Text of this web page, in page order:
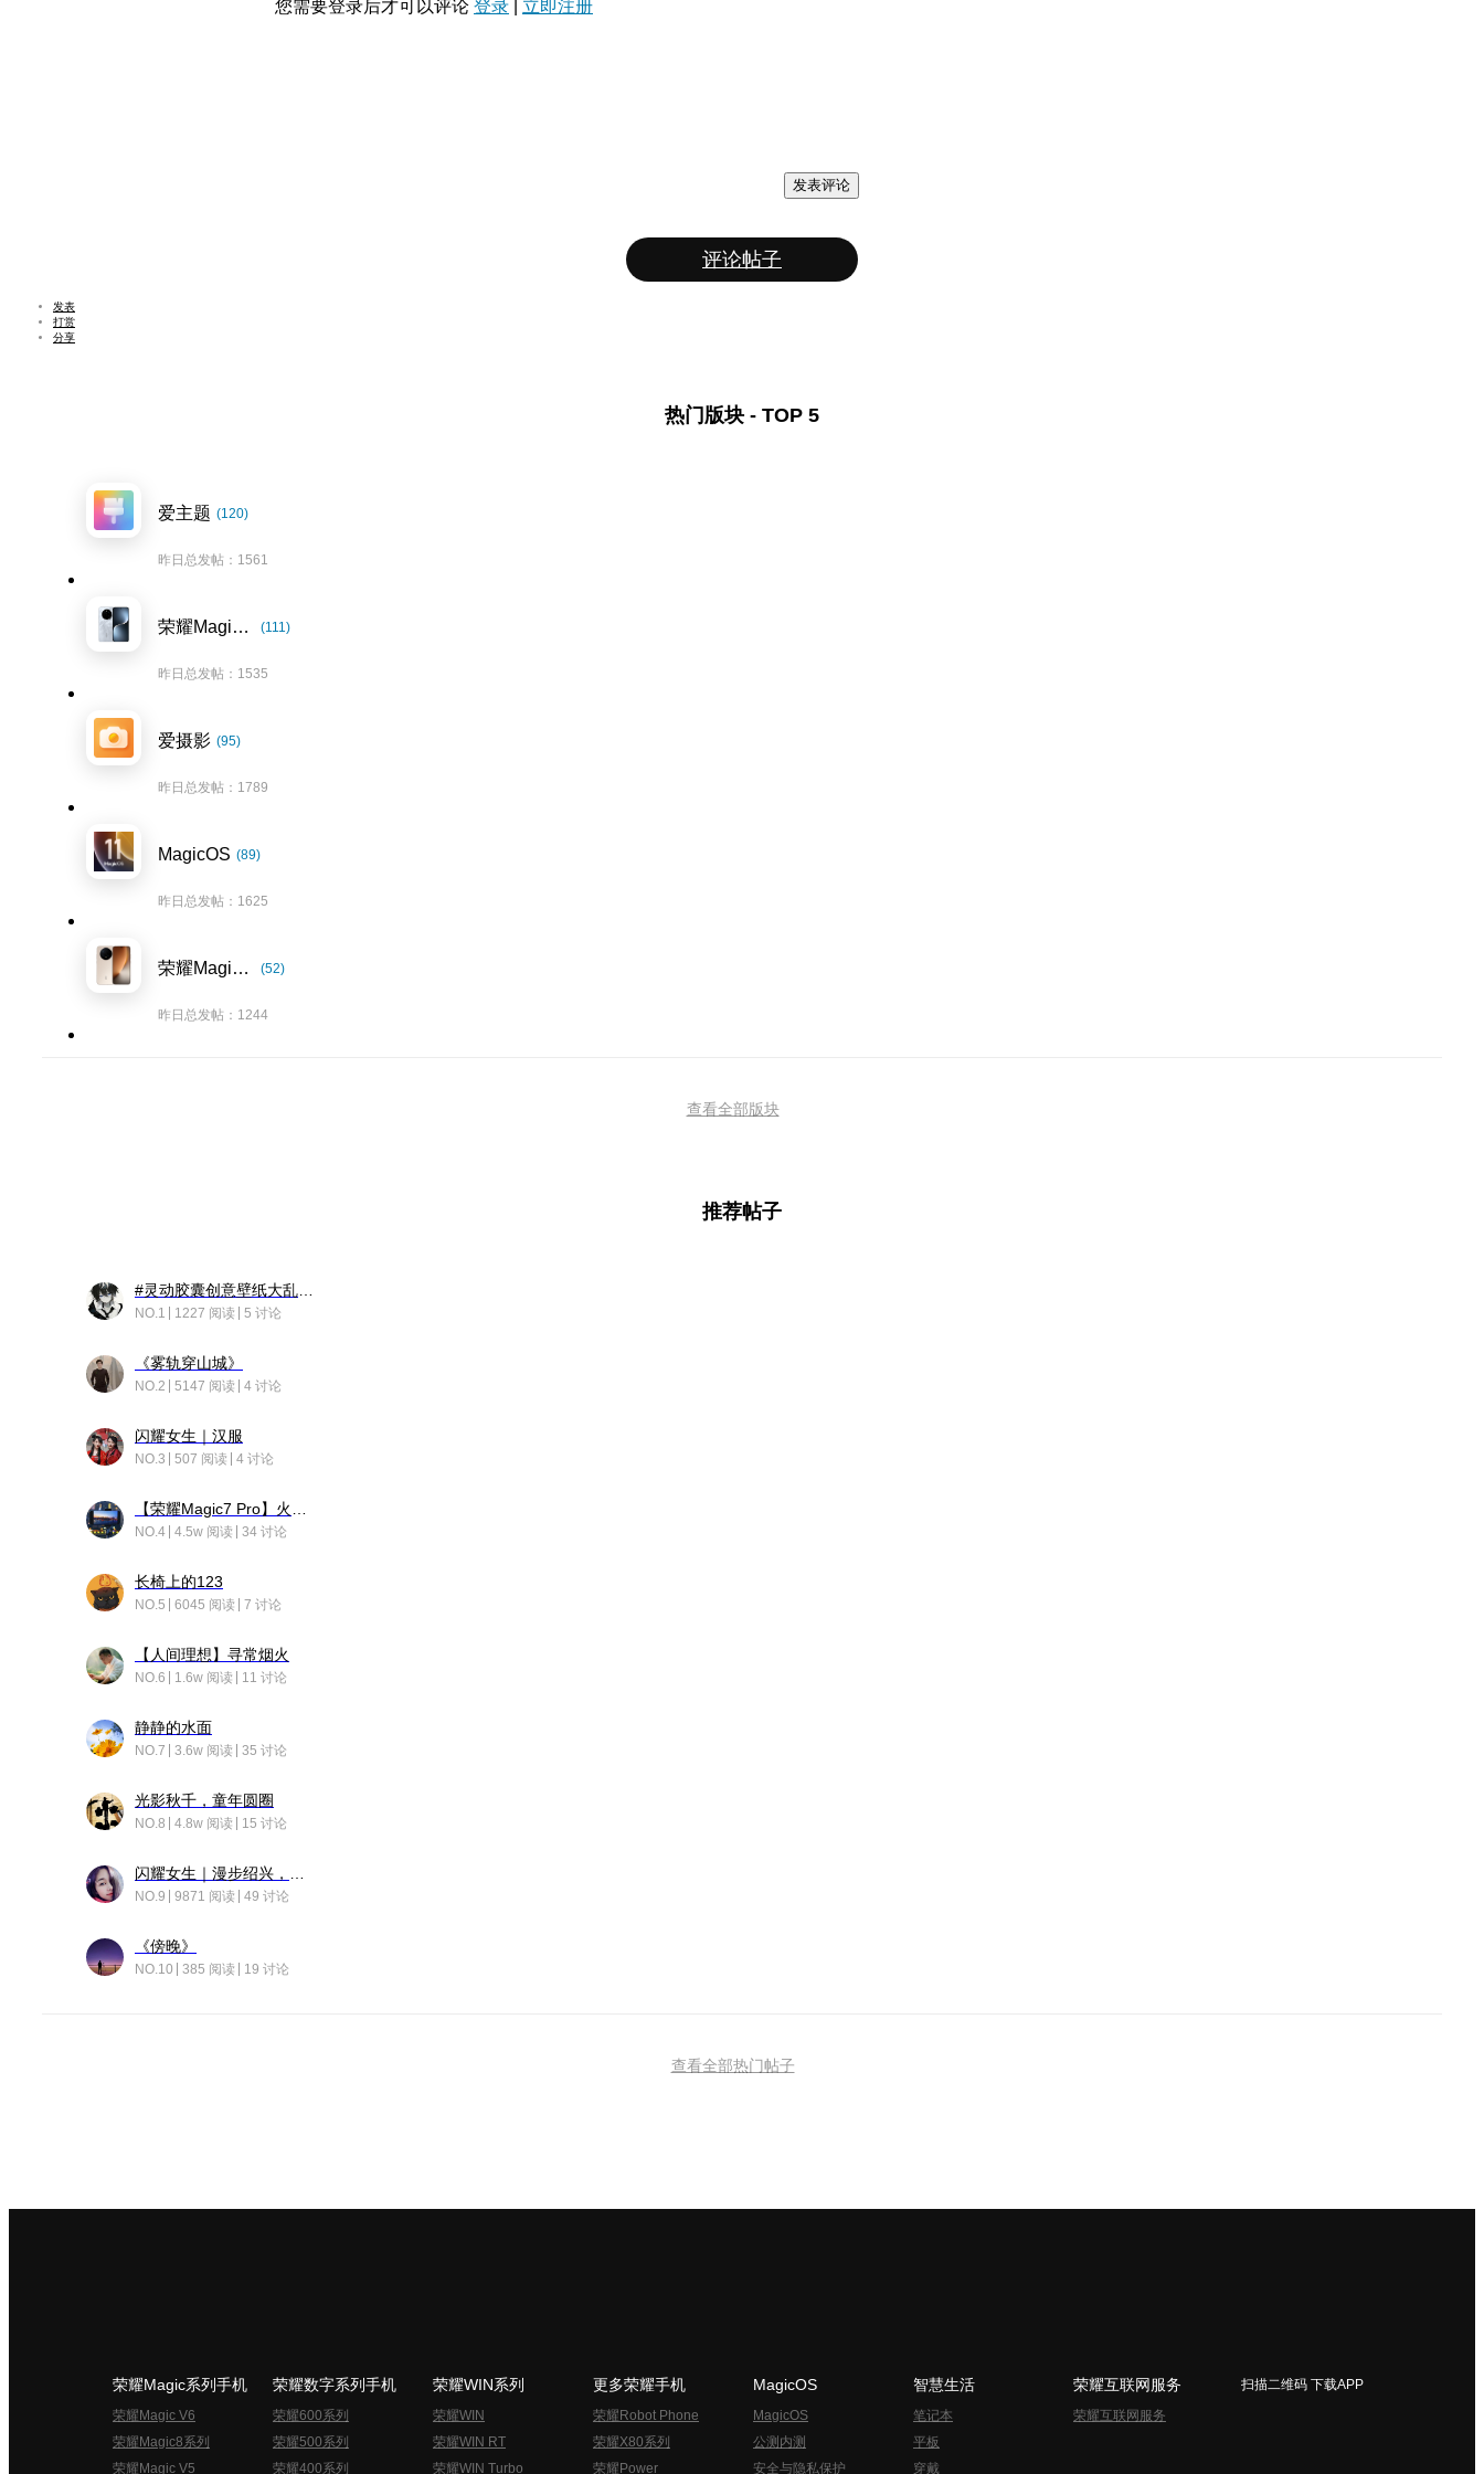
您需要登录后才可以评论 登录 立即注册
发表评论
评论帖子
发表
打赏
分享
热门版块 - TOP 5
爱主题 (120)
昨日总发帖：1561
荣耀Magic7系列 (111)
昨日总发帖：1535
爱摄影 (95)
昨日总发帖：1789
MagicOS (89)
昨日总发帖：1625
荣耀Magic8系列 (52)
昨日总发帖：1244
查看全部版块
推荐帖子
NO.1 1227 阅读 5 讨论
《雾轨穿山城》
NO.2 5147 阅读 4 讨论
闪耀女生｜汉服
NO.3 507 阅读 4 讨论
NO.4 4.5w 阅读 34 讨论
长椅上的123
NO.5 6045 阅读 7 讨论
【人间理想】寻常烟火
NO.6 1.6w 阅读 11 讨论
静静的水面
NO.7 3.6w 阅读 35 讨论
光影秋千，童年圆圈
NO.8 4.8w 阅读 15 讨论
NO.9 9871 阅读 49 讨论
《傍晚》
NO.10 385 阅读 19 讨论
查看全部热门帖子
荣耀Magic系列手机
荣耀Magic V6
荣耀Magic8系列
荣耀Magic V5
荣耀数字系列手机
荣耀600系列
荣耀500系列
荣耀400系列
荣耀WIN系列
荣耀WIN
荣耀WIN RT
荣耀WIN Turbo
更多荣耀手机
荣耀Robot Phone
荣耀X80系列
荣耀Power
MagicOS
MagicOS
公测内测
安全与隐私保护
智慧生活
笔记本
平板
穿戴
荣耀互联网服务
荣耀互联网服务
扫描二维码 下载APP